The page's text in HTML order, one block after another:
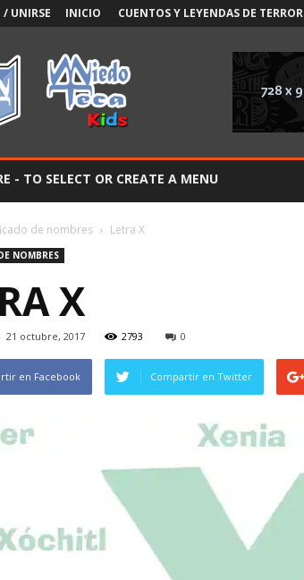
/ UNIRSE INICIO CUENTOS Y LEYENDAS DE TERROR
- TO SELECT OR CREATE A MENU
de nombres Letra X
NOMBRES
X
21 octubre, 2017 2793 0
en Facebook Compartir en Twitter